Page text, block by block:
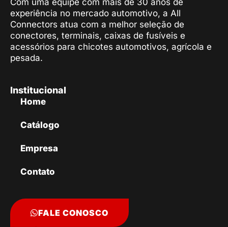
Com uma equipe com mais de 30 anos de
experiência no mercado automotivo, a All
Connectors atua com a melhor seleção de
conectores, terminais, caixas de fusíveis e
acessórios para chicotes automotivos, agrícola e
pesada.
Institucional
Home
Catálogo
Empresa
Contato
FALE CONOSCO